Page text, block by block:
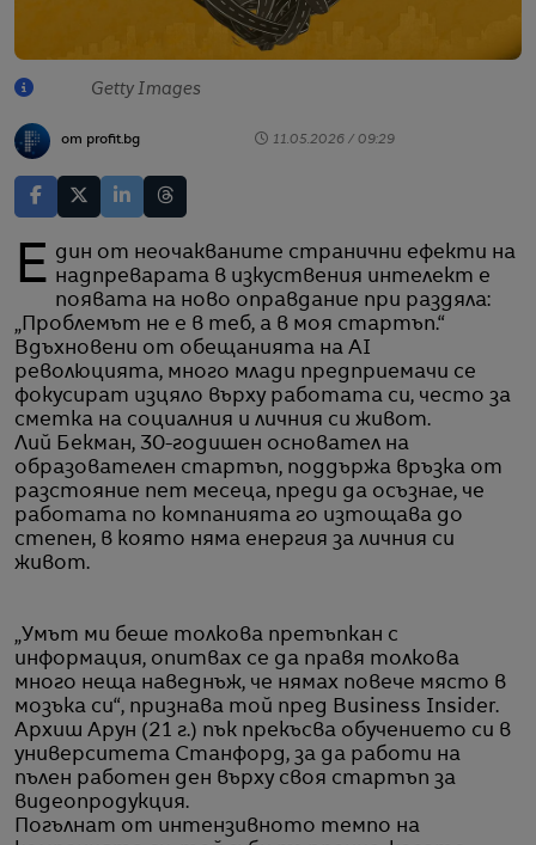
Getty Images
от profit.bg 11.05.2026 / 09:29
Един от неочакваните странични ефекти на надпреварата в изкуствения интелект е
появата на ново оправдание при раздяла:
„Проблемът не е в теб, а в моя стартъп.“
Вдъхновени от обещанията на AI
революцията, много млади предприемачи се
фокусират изцяло върху работата си, често за
сметка на социалния и личния си живот.
Лий Бекман, 30-годишен основател на
образователен стартъп, поддържа връзка от
разстояние пет месеца, преди да осъзнае, че
работата по компанията го изтощава до
степен, в която няма енергия за личния си
живот.
„Умът ми беше толкова претъпкан с
информация, опитвах се да правя толкова
много неща наведнъж, че нямах повече място в
мозъка си“, признава той пред Business Insider.
Архиш Арун (21 г.) пък прекъсва обучението си в
университета Станфорд, за да работи на
пълен работен ден върху своя стартъп за
видеопродукция.
Погълнат от интензивното темпо на